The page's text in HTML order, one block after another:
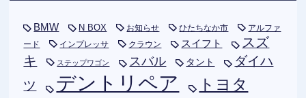
BMW N BOX お知らせ ひたちなか市
アルファ
ード
インプレッサ クラウン スイフト
スズ
キ
ステップワゴン スバル タント
ダイハ
ツ
デントリペア
トヨタ